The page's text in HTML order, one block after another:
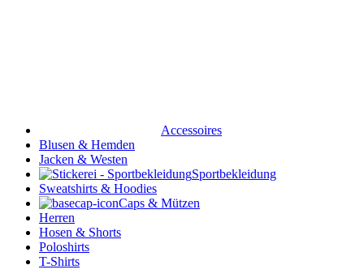
Accessoires
Blusen & Hemden
Jacken & Westen
Sportbekleidung
Sweatshirts & Hoodies
Caps & Mützen
Herren
Hosen & Shorts
Poloshirts
T-Shirts